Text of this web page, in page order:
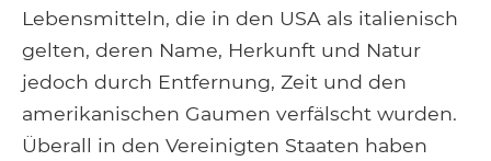
Lebensmitteln, die in den USA als italienisch
gelten, deren Name, Herkunft und Natur
jedoch durch Entfernung, Zeit und den
amerikanischen Gaumen verfälscht wurden.
Überall in den Vereinigten Staaten haben